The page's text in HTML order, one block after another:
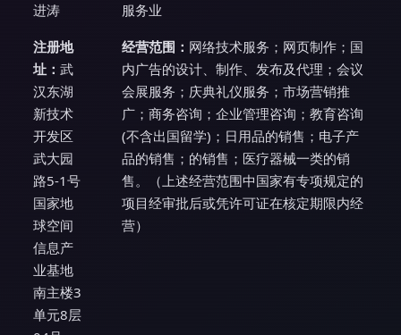
进涛
注册地
址： 武
汉东湖
新技术
开发区
武大园
路5-1号
国家地
球空间
信息产
业基地
南主楼3
单元8层
服务业
经营范围： 网络技术服务；网页制作；国
内广告的设计、制作、发布及代理；会议
会展服务；庆典礼仪服务；市场营销推
广；商务咨询；企业管理咨询；教育咨询
(不含出国留学)；日用品的销售；电子产
品的销售；的销售；医疗器械一类的销
售。（上述经营范围中国家有专项规定的
项目经审批后或凭许可证在核定期限内经
营）